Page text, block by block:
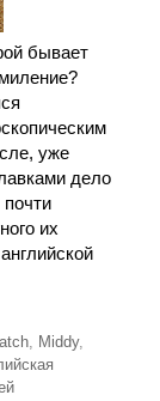
бывает
уже
дело
их
, Middy,